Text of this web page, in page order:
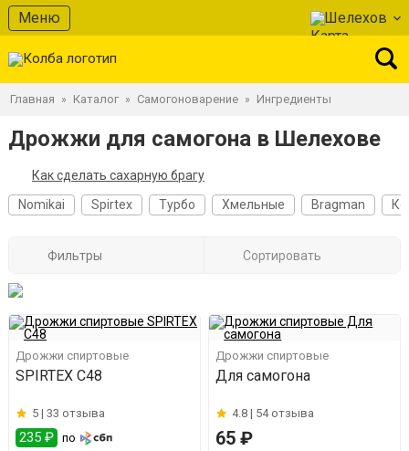
Меню Шелехов
Главная » Каталог » Самогоноварение » Ингредиенты
Дрожжи для самогона в Шелехове
Как сделать сахарную брагу
Nomikai
Spirtex Турбо Хмельные Bragman
Фильтры Сортировать
Дрожжи спиртовые
SPIRTEX C48
5 | 33 отзыва
235 ₽ по
Дрожжи спиртовые
Для самогона
4.8 | 54 отзыва
65 ₽